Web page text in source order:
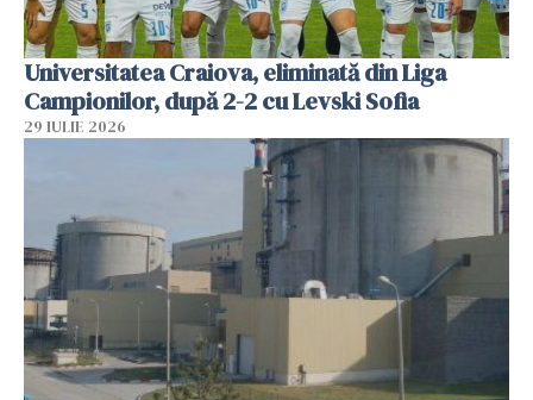
Universitatea Craiova, eliminată din Liga
Campionilor, după 2-2 cu Levski Sofia
29 IULIE 2026